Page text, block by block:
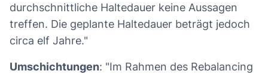
durchschnittliche Haltedauer keine Aussagen
treffen. Die geplante Haltedauer beträgt jedoch
circa elf Jahre."
Umschichtungen: "Im Rahmen des Rebalancing